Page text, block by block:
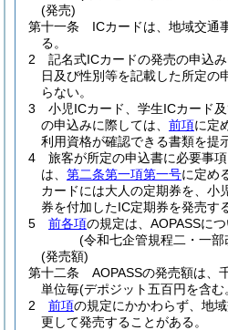
(発売)
第十一条
ICカードは、地域交通
る。
2
記名式ICカードの発売の申込
日及び性別等を記載した所定の
らない。
3
小児ICカード、学生ICカード
の申込みに際しては、 前項に定
利用資格が確認できる書類を提
4
旅客が所定の申込書に必要事
は、 第二条第一項第一号に定め
カードには大人の定期券を、小
券を付加したIC定期券を発売す
5
前各項の規定は、AOPASSにつ
(令和七企管規程二・一部
(発売額)
第十二条
AOPASSの発売額は、
単位毎(デポジット五百円を含む
2
前項の規定にかかわらず、地
更して発売することがある。